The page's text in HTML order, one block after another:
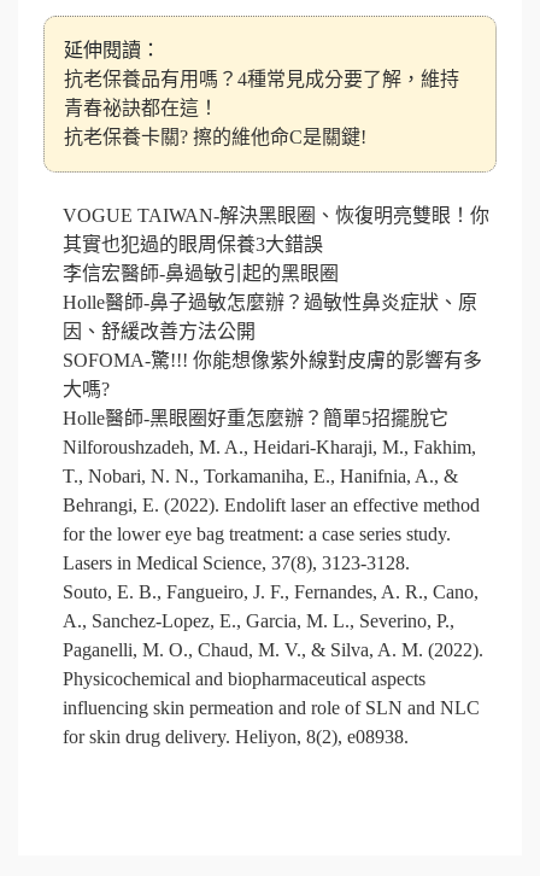
延伸閱讀：
抗老保養品有用嗎？4種常見成分要了解，維持
青春祕訣都在這！
抗老保養卡關? 擦的維他命C是關鍵!
VOGUE TAIWAN-解決黑眼圈、恢復明亮雙眼！你
其實也犯過的眼周保養3大錯誤
李信宏醫師-鼻過敏引起的黑眼圈
Holle醫師-鼻子過敏怎麼辦？過敏性鼻炎症狀、原
因、舒緩改善方法公開
SOFOMA-驚!!! 你能想像紫外線對皮膚的影響有多
大嗎?
Holle醫師-黑眼圈好重怎麼辦？簡單5招擺脫它
Nilforoushzadeh, M. A., Heidari-Kharaji, M., Fakhim,
T., Nobari, N. N., Torkamaniha, E., Hanifnia, A., &
Behrangi, E. (2022). Endolift laser an effective method
for the lower eye bag treatment: a case series study.
Lasers in Medical Science, 37(8), 3123-3128.
Souto, E. B., Fangueiro, J. F., Fernandes, A. R., Cano,
A., Sanchez-Lopez, E., Garcia, M. L., Severino, P.,
Paganelli, M. O., Chaud, M. V., & Silva, A. M. (2022).
Physicochemical and biopharmaceutical aspects
influencing skin permeation and role of SLN and NLC
for skin drug delivery. Heliyon, 8(2), e08938.